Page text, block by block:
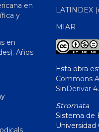
en
y
en
Años
LATINDEX
MIAR
Esta obra
Commons
SinDerivar
Stromata
Sistema de
Universidad